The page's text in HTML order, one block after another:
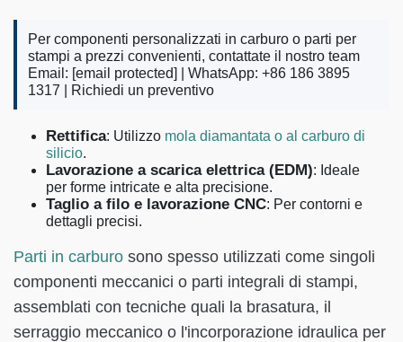
Per componenti personalizzati in carburo o parti per
stampi a prezzi convenienti, contattate il nostro team
Email: [email protected]
| WhatsApp: +86 186 3895
1317 |
Richiedi un preventivo
Rettifica: Utilizzo mola diamantata o al carburo di
silicio.
Lavorazione a scarica elettrica (EDM): Ideale
per forme intricate e alta precisione.
Taglio a filo e lavorazione CNC: Per contorni e
dettagli precisi.
Parti in carburo sono spesso utilizzati come singoli
componenti meccanici o parti integrali di stampi,
assemblati con tecniche quali la brasatura, il
serraggio meccanico o l'incorporazione idraulica per